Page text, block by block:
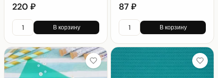
220 ₽
В корзину
87 ₽
В корзину